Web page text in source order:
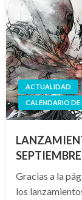
ACTUALIDAD
CALENDARIO
Gracias a la
los